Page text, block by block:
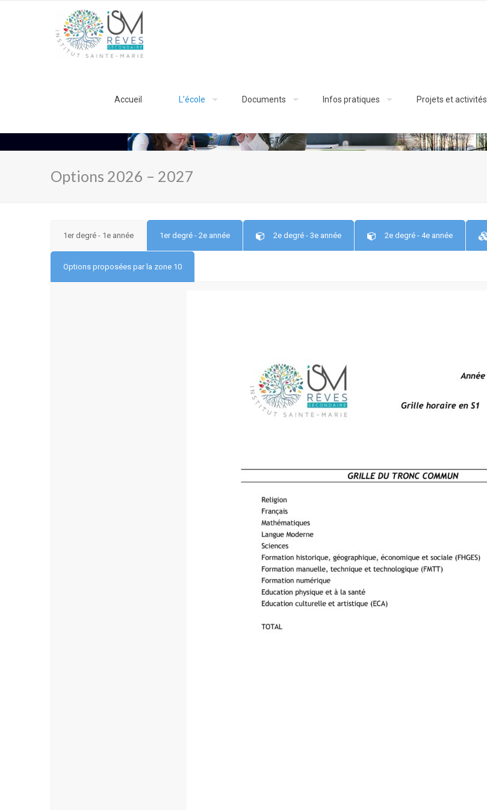
Accueil L’école Documents Infos pratiques Projets et activités
Options 2026 – 2027
1er degré - 1e année 1er degré - 2e année 2e degré - 3e année 2e degré - 4e année
Options proposées par la zone 10